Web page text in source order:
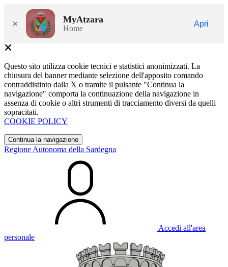
× MyAtzara
Home
Apri
Questo sito utilizza cookie tecnici e statistici anonimizzati. La
chiusura del banner mediante selezione dell'apposito comando
contraddistinto dalla X o tramite il pulsante "Continua la
navigazione" comporta la continuazione della navigazione in
assenza di cookie o altri strumenti di tracciamento diversi da quelli
sopracitati.
COOKIE POLICY
Continua la navigazione
Regione Autonoma della Sardegna
Accedi all'area
personale